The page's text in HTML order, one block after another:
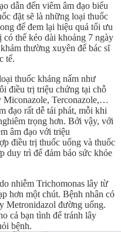
dẫn đến viêm âm đạo biểu
đặt sẽ là những loại thuốc
để đem lại hiệu quả tối ưu
thể kéo dài khoảng 7 ngày
thường xuyên để bác sĩ
tế.
thuốc kháng nấm như
điều trị triệu chứng tại chỗ
Miconazole, Terconazole,…
đạo rất dễ tái phát, mỗi khi
trọng hơn. Bởi vậy, với
âm đạo với triệu
điều trị thuốc uống và thuốc
duy trì để đảm bảo sức khỏe
nhiễm Trichomonas lây từ
hơn một chút. Bệnh nhân có
Metronidazol đường uống.
cả bạn tình để tránh lây
bệnh.